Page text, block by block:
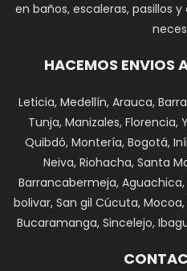
en baños, escaleras, pasillos
HACEMOS ENVIOS
Leticia, Medellín, Arauca,
Tunja, Manizales, Florencia,
Quibdó, Montería, Bogotá,
Neiva, Riohacha, Santa
Barrancabermeja,
bolivar, San gil Cúcuta,
Bucaramanga, Sincelejo,